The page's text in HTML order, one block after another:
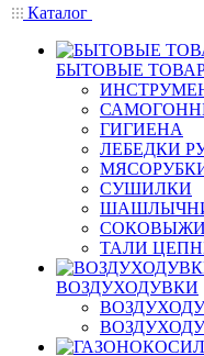
Каталог
БЫТОВЫЕ
ГИГИЕНА
ЛЕБЕДКИ
СУШИЛКИ
ТАЛИ
ВОЗДУХОДУВКИ